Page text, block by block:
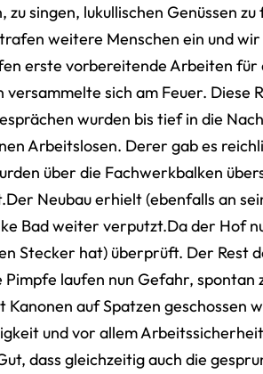
zu singen, lukullischen Genüssen
weitere Menschen ein und
erste vorbereitende Arbeiten für
versammelte sich am Feuer. Diese
wurden bis tief in die
Arbeitslosen. Derer gab es
über die Fachwerkbalken
Neubau erhielt (ebenfalls an
Bad weiter verputzt.Da der Hof
Stecker hat) überprüft. Der
Pimpfe laufen nun Gefahr,
Kanonen auf Spatzen geschossen
und vor allem
dass gleichzeitig auch die